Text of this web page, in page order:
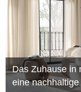
Das Zuhause in
eine